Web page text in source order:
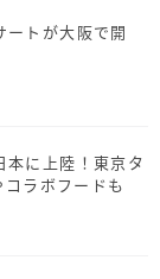
トが大阪で開
に上陸！東京タ
ラボフードも